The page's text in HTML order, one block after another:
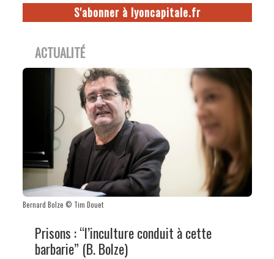
S'abonner à lyoncapitale.fr
ACTUALITÉ
Bernard Bolze © Tim Douet
Prisons : “l’inculture conduit à cette
barbarie” (B. Bolze)